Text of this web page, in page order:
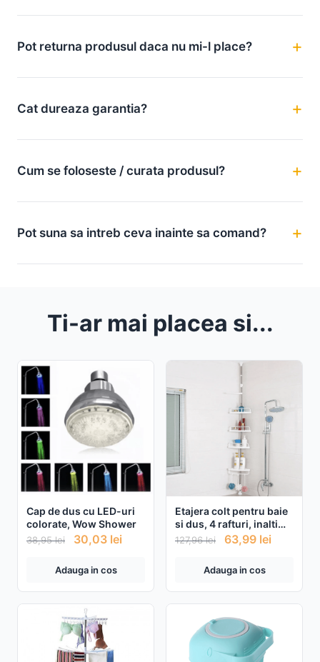
Pot returna produsul daca nu mi-l place?
Cat dureaza garantia?
Cum se foloseste / curata produsul?
Pot suna sa intreb ceva inainte sa comand?
Ti-ar mai placea si...
Cap de dus cu LED-uri
colorate, Wow Shower
38,95lei 30,03 lei
Adauga in cos
Etajera colt pentru baie
si dus, 4 rafturi, inaltime
reglabila , montare pe
127,96lei 63,99 lei
Adauga in cos